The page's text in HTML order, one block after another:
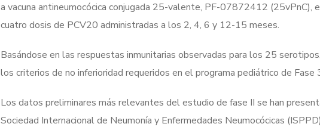
a vacuna antineumocócica conjugada 25-valente, PF-07872412 (25vPnC),
cuatro dosis de PCV20 administradas a los 2, 4, 6 y 12-15 meses.
Basándose en las respuestas inmunitarias observadas para los 25
los criterios de no inferioridad requeridos en el programa pediátrico de Fase
Los datos preliminares más relevantes del estudio de fase II se han
Sociedad Internacional de Neumonía y Enfermedades Neumocócicas